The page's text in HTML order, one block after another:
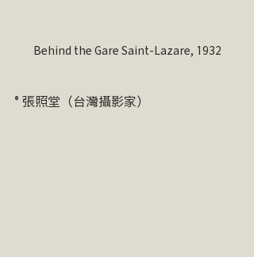
Behind the Gare Saint-Lazare, 1932
° 張照堂（台灣攝影家）